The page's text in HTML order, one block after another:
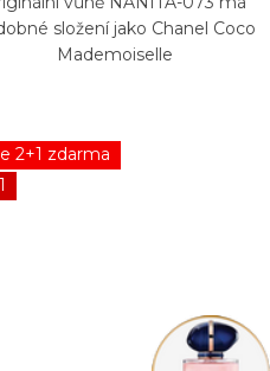
složení jako Chanel Coco
Mademoiselle
2+1 zdarma